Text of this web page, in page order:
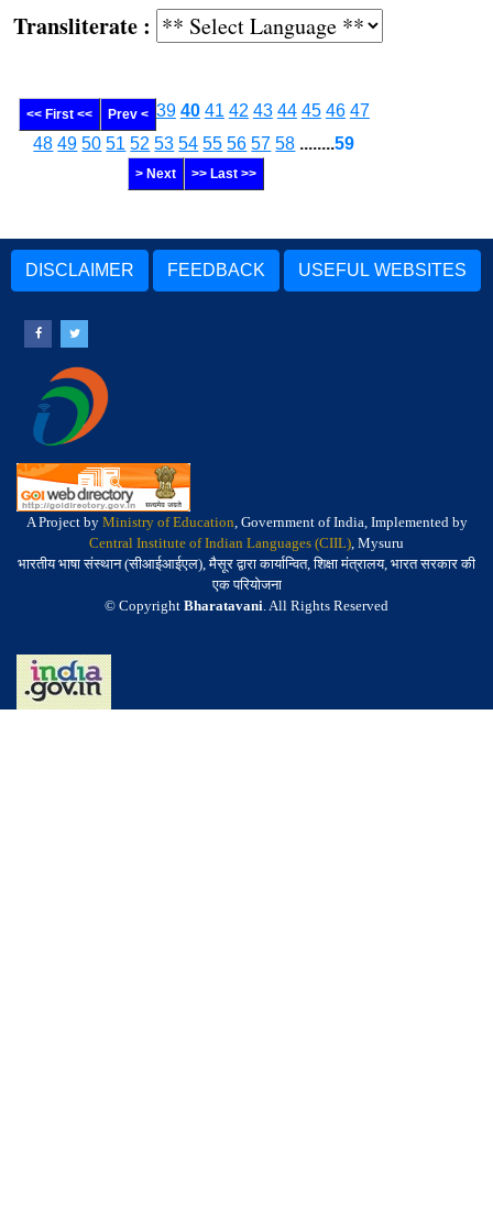
:
<< First << Prev < 39 40 41 42 43 44 45 46 47
48 49 50 51 52 53 54 55 56 57 58 ........59
> Next >> Last >>
DISCLAIMER FEEDBACK USEFUL WEBSITES
A Project by Ministry of Education, Government of India, Implemented by
Central Institute of Indian Languages (CIIL), Mysuru
भारतीय भाषा संस्थान (सीआईआईएल), मैसूर द्वारा कार्यान्वित, शिक्षा मंत्रालय, भारत सरकार की
एक परियोजना
© Copyright Bharatavani. All Rights Reserved